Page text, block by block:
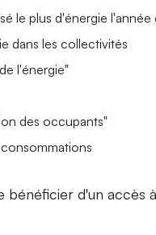
le plus d'énergie l'année
dans les collectivités
l'énergie"
des occupants"
d'un accès